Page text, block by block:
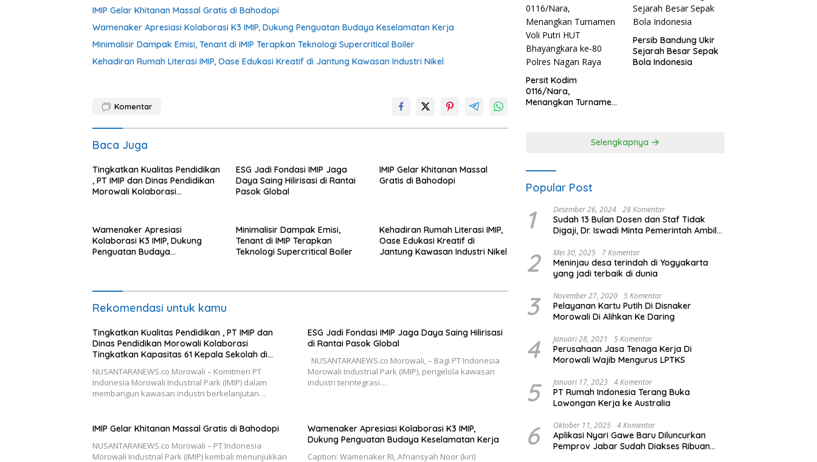
IMIP Gelar Khitanan Massal Gratis di Bahodopi
Wamenaker Apresiasi Kolaborasi K3 IMIP, Dukung Penguatan Budaya Keselamatan Kerja
Minimalisir Dampak Emisi, Tenant di IMIP Terapkan Teknologi Supercritical Boiler
Kehadiran Rumah Literasi IMIP, Oase Edukasi Kreatif di Jantung Kawasan Industri Nikel
Komentar
Baca Juga
Tingkatkan Kualitas Pendidikan
, PT IMIP dan Dinas Pendidikan
Morowali Kolaborasi
ESG Jadi Fondasi IMIP Jaga
Daya Saing Hilirisasi di Rantai
Pasok Global
IMIP Gelar Khitanan Massal
Gratis di Bahodopi
Wamenaker Apresiasi
Kolaborasi K3 IMIP, Dukung
Penguatan Budaya
Minimalisir Dampak Emisi,
Tenant di IMIP Terapkan
Teknologi Supercritical Boiler
Kehadiran Rumah Literasi IMIP,
Oase Edukasi Kreatif di
Jantung Kawasan Industri Nikel
Rekomendasi untuk kamu
Tingkatkan Kualitas Pendidikan , PT IMIP dan
Dinas Pendidikan Morowali Kolaborasi
Tingkatkan Kapasitas 61 Kepala Sekolah di
NUSANTARANEWS.co Morowali – Komitmen PT
Indonesia Morowali Industrial Park (IMIP) dalam
membangun kawasan industri berkelanjutan…
ESG Jadi Fondasi IMIP Jaga Daya Saing Hilirisasi
di Rantai Pasok Global
NUSANTARANEWS.co Morowali, – Bagi PT Indonesia
Morowali Industrial Park (IMIP), pengelola kawasan
industri terintegrasi…
IMIP Gelar Khitanan Massal Gratis di Bahodopi
NUSANTARANEWS.co Morowali – PT Indonesia
Morowali Industrial Park (IMIP) kembali menunjukkan
Wamenaker Apresiasi Kolaborasi K3 IMIP,
Dukung Penguatan Budaya Keselamatan Kerja
Caption: Wamenaker RI, Afriansyah Noor (kiri)
Persit Kodim
0116/Nara,
Menangkan Turnamen
Persib Bandung Ukir
Sejarah Besar Sepak
Bola Indonesia
Selengkapnya
Popular Post
1 Desember 26, 2024 28 Komentar
Sudah 13 Bulan Dosen dan Staf Tidak
Digaji, Dr. Iswadi Minta Pemerintah Ambil
2 Mei 30, 2025 7 Komentar
Meninjau desa terindah di Yogyakarta
yang jadi terbaik di dunia
3 November 27, 2020 5 Komentar
Pelayanan Kartu Putih Di Disnaker
Morowali Di Alihkan Ke Daring
4 Januari 28, 2021 5 Komentar
Perusahaan Jasa Tenaga Kerja Di
Morowali Wajib Mengurus LPTKS
5 Januari 17, 2023 4 Komentar
PT Rumah Indonesia Terang Buka
Lowongan Kerja ke Australia
6 Oktober 11, 2025 4 Komentar
Aplikasi Nyari Gawe Baru Diluncurkan
Pemprov Jabar Sudah Diakses Ribuan